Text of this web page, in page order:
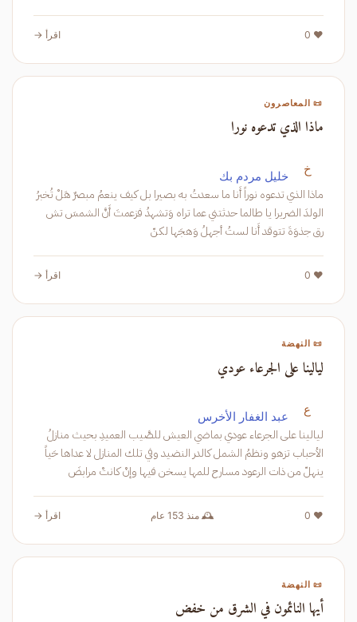
❤️ 0 اقرأ →
📜 المعاصرون
ماذا الذي تدعوه نورا
خ خليل مردم بك
ماذا الذي تدعوه نوراً أَنا ما سعدتُ به بصيرا بل كيف ينعمُ مبصرٌ هَلْ تُخبرُ
الولدَ الضريرا يا طالما حدثتني عما تراه وَتشهدُ فزعمتَ أَنَّ الشمسَ تش
رق جذوَةَ تتوقد أَنا لستُ أجهلُ وَهجَها لكنّ
❤️ 0 اقرأ →
📜 النهضة
ليالينا على الجرعاء عودي
ع عبد الغفار الأخرس
ليالينا على الجرعاء عودي بماضي العيش للصَّيب العميدِ بحيث منازلُ
الأحباب تزهو ونظمُ الشمل كالدر النضيد وفي تلك المنازل لا عداها حَياً
ينهلّ من ذات الرعود مسارح للمها يسخن فيها وإنْ كانتْ مرابضَ
❤️ 0 🕰️ منذ 153 عام اقرأ →
📜 النهضة
أيها النائمون في الشرق من خفض